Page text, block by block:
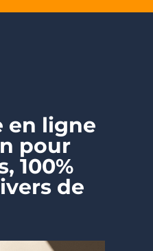
en ligne
pour
100%
de